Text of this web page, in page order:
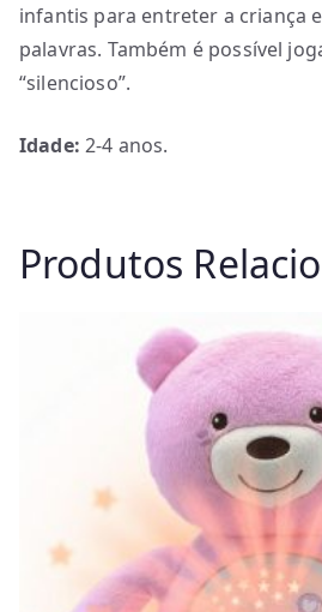
infantis para entreter a criança
palavras. Também é possível
“silencioso”.
Idade: 2-4 anos.
Produtos